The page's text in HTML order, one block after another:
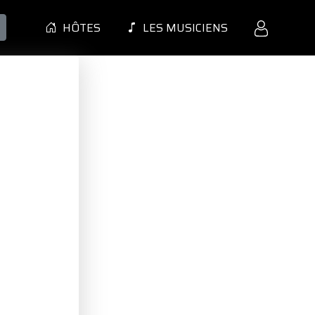
HÔTES LES MUSICIENS